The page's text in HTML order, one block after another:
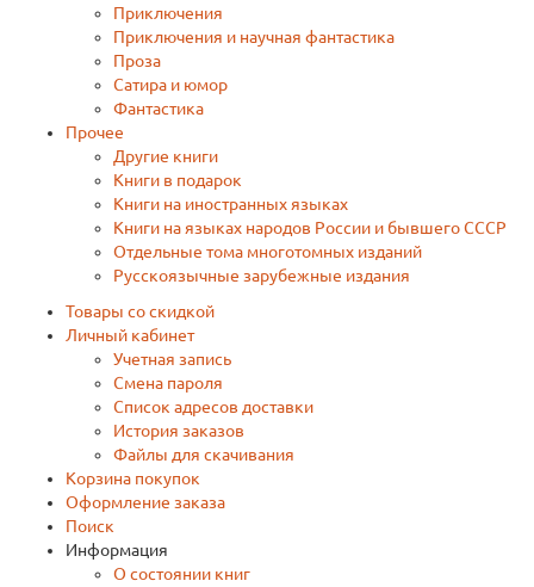
Приключения
Приключения и научная фантастика
Проза
Сатира и юмор
Фантастика
Прочее
Другие книги
Книги в подарок
Книги на иностранных языках
Книги на языках народов России и бывшего СССР
Отдельные тома многотомных изданий
Русскоязычные зарубежные издания
Товары со скидкой
Личный кабинет
Учетная запись
Смена пароля
Список адресов доставки
История заказов
Файлы для скачивания
Корзина покупок
Оформление заказа
Поиск
Информация
О состоянии книг